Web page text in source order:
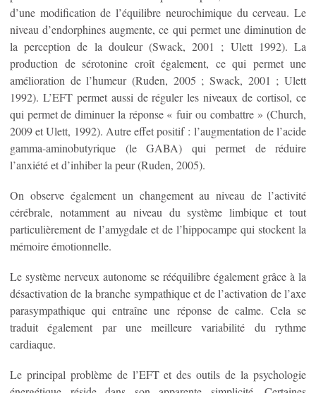
d’une modification de l’équilibre neurochimique du cerveau. Le
niveau d’endorphines augmente, ce qui permet une diminution de
la perception de la douleur (Swack, 2001 ; Ulett 1992). La
production de sérotonine croît également, ce qui permet une
amélioration de l’humeur (Ruden, 2005 ; Swack, 2001 ; Ulett
1992). L’EFT permet aussi de réguler les niveaux de cortisol, ce
qui permet de diminuer la réponse « fuir ou combattre » (Church,
2009 et Ulett, 1992). Autre effet positif : l’augmentation de l’acide
gamma-aminobutyrique (le GABA) qui permet de réduire
l’anxiété et d’inhiber la peur (Ruden, 2005).
On observe également un changement au niveau de l’activité
cérébrale, notamment au niveau du système limbique et tout
particulièrement de l’amygdale et de l’hippocampe qui stockent la
mémoire émotionnelle.
Le système nerveux autonome se rééquilibre également grâce à la
désactivation de la branche sympathique et de l’activation de l’axe
parasympathique qui entraîne une réponse de calme. Cela se
traduit également par une meilleure variabilité du rythme
cardiaque.
Le principal problème de l’EFT et des outils de la psychologie